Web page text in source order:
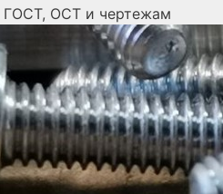
ГОСТ, ОСТ и чертежам